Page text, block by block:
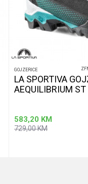
GOJZERICE
LA SPORTIVA
AEQUILIBRIUM
583,20 KM
729,00KM